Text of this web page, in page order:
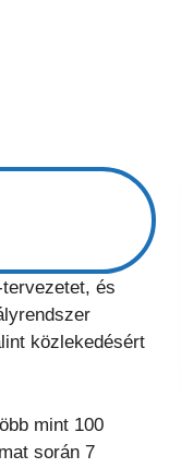
és
közlekedésért
mint 100
során 7